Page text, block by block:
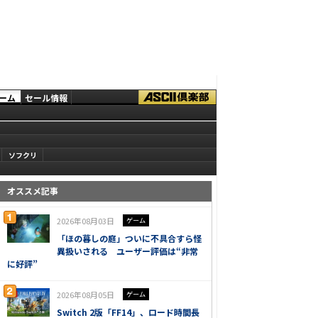
ム セール情報
ソフクリ
オススメ記事
2026年08月03日 ゲーム
「ほの暮しの庭」ついに不具合すら怪
異扱いされる ユーザー評価は“非常
に好評”
2026年08月05日 ゲーム
Switch 2版「FF14」、ロード時間長